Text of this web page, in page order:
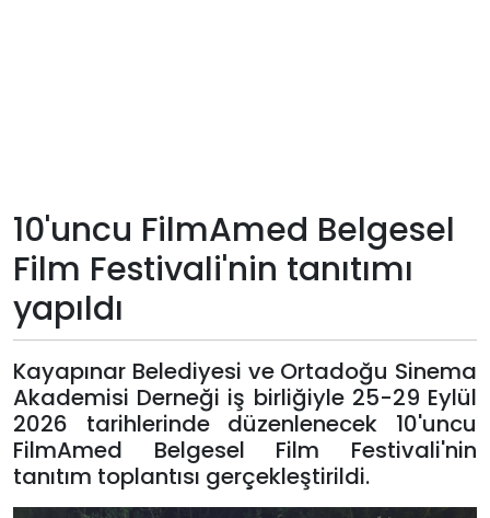
Künye
Giriş
Yap
10'uncu FilmAmed Belgesel
Film Festivali'nin tanıtımı
yapıldı
Kayapınar Belediyesi ve Ortadoğu Sinema
Akademisi Derneği iş birliğiyle 25-29 Eylül
2026 tarihlerinde düzenlenecek 10'uncu
FilmAmed Belgesel Film Festivali'nin
tanıtım toplantısı gerçekleştirildi.